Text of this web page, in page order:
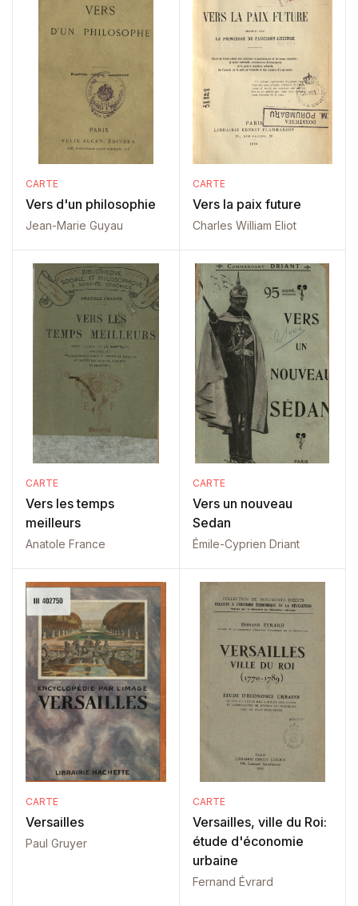
CARTE
Vers d'un philosophie
Jean-Marie Guyau
CARTE
Vers la paix future
Charles William Eliot
CARTE
Vers les temps
meilleurs
Anatole France
CARTE
Vers un nouveau
Sedan
Émile-Cyprien Driant
CARTE
Versailles
Paul Gruyer
CARTE
Versailles, ville du Roi:
étude d'économie
urbaine
Fernand Évrard